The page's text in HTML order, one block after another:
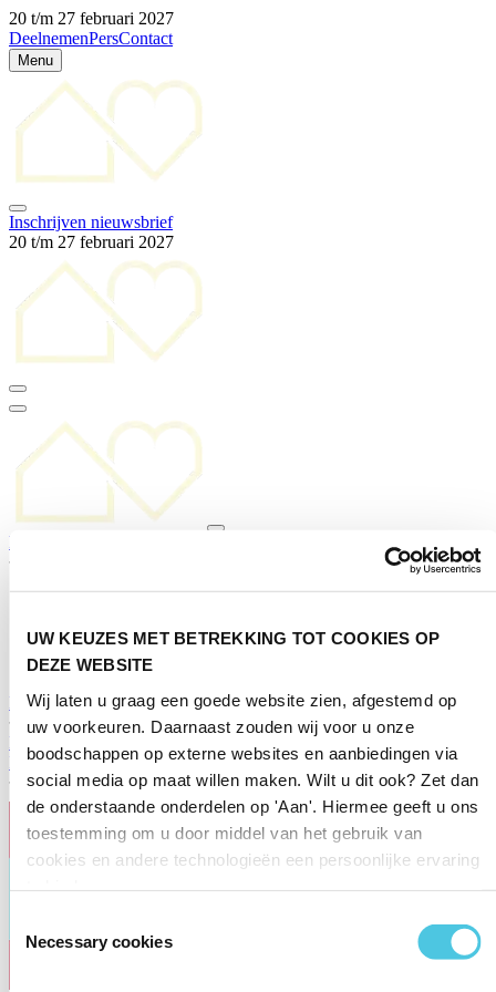
UW KEUZES MET BETREKKING TOT COOKIES OP
DEZE WEBSITE
Wij laten u graag een goede website zien, afgestemd op
uw voorkeuren. Daarnaast zouden wij voor u onze
boodschappen op externe websites en aanbiedingen via
social media op maat willen maken. Wilt u dit ook? Zet dan
de onderstaande onderdelen op 'Aan'. Hiermee geeft u ons
toestemming om u door middel van het gebruik van
cookies en andere technologieën een persoonlijke ervaring
Necessary cookies
20 t/m 27 februari 2027
DeelnemenPersContact
Menu
Inschrijven nieuwsbrief
20 t/m 27 februari 2027
Maandhoroscoop Dagelijkse games Info
MaandhoroscoopTarotleggingArtikelenDagelijkse gamesInfo
Deelnemen
Inschrijven nieuwsbrief